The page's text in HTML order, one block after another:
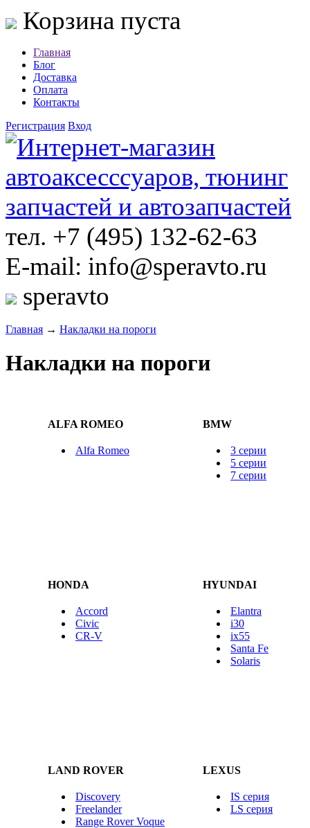
Корзина пуста
Главная
Блог
Доставка
Оплата
Контакты
Регистрация Вход
тел. +7 (495) 132-62-63
E-mail: info@speravto.ru
speravto
Главная → Накладки на пороги
Накладки на пороги
ALFA ROMEO BMW
Alfa Romeo
3 серии
5 серии
7 серии
HONDA HYUNDAI
Accord
Civic
CR-V
Elantra
i30
ix55
Santa Fe
Solaris
LAND ROVER LEXUS
Discovery
Freelander
Range Rover Voque
IS серия
LS серия